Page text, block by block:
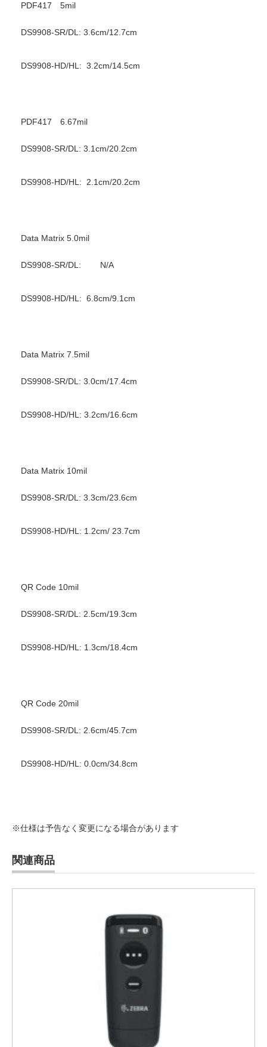
PDF417 5mil
DS9908-SR/DL: 3.6cm/12.7cm
DS9908-HD/HL: 3.2cm/14.5cm
PDF417 6.67mil
DS9908-SR/DL: 3.1cm/20.2cm
DS9908-HD/HL: 2.1cm/20.2cm
Data Matrix 5.0mil
DS9908-SR/DL: N/A
DS9908-HD/HL: 6.8cm/9.1cm
Data Matrix 7.5mil
DS9908-SR/DL: 3.0cm/17.4cm
DS9908-HD/HL: 3.2cm/16.6cm
Data Matrix 10mil
DS9908-SR/DL: 3.3cm/23.6cm
DS9908-HD/HL: 1.2cm/ 23.7cm
QR Code 10mil
DS9908-SR/DL: 2.5cm/19.3cm
DS9908-HD/HL: 1.3cm/18.4cm
QR Code 20mil
DS9908-SR/DL: 2.6cm/45.7cm
DS9908-HD/HL: 0.0cm/34.8cm
※仕様は予告なく変更になる場合があります
関連商品